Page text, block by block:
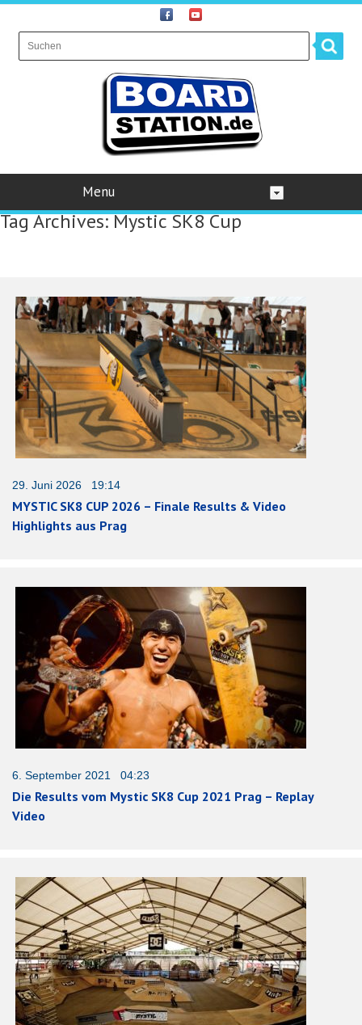
Menu
Tag Archives:Mystic SK8 Cup
29. Juni 2026 19:14
MYSTIC SK8 CUP 2026 – Finale Results & Video
Highlights aus Prag
6. September 2021 04:23
Die Results vom Mystic SK8 Cup 2021 Prag – Replay
Video